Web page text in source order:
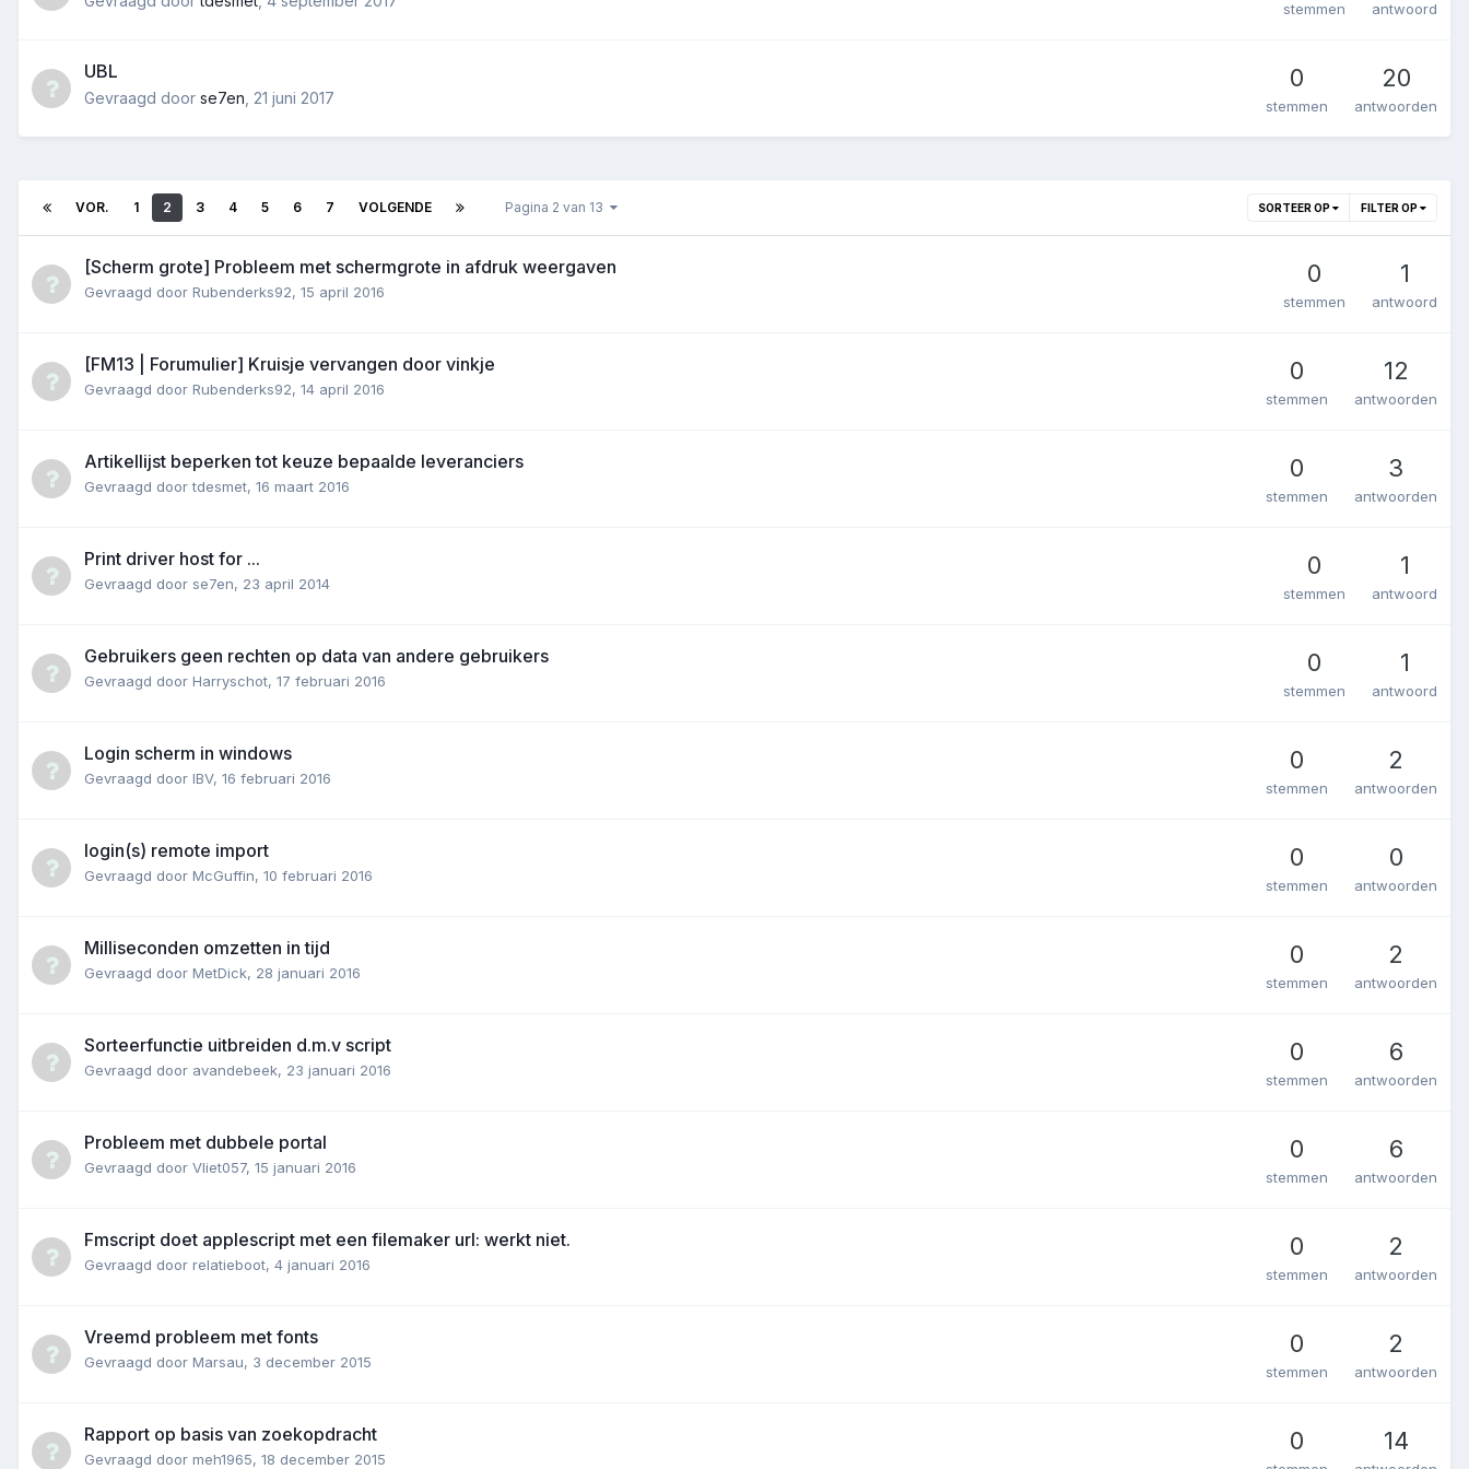
stemmen antwoord
UBL
Gevraagd door se7en 21 juni 2017
0
stemmen
20
antwoorden
SORTEER OP FILTER OP
VOR. 1 2 3 4 5 6 7 VOLGENDE Pagina 2 van 13
[Scherm grote] Probleem met schermgrote in afdruk weergaven
Gevraagd door Rubenderks92, 15 april 2016
0
stemmen
1
antwoord
[FM13 | Forumulier] Kruisje vervangen door vinkje
Gevraagd door Rubenderks92, 14 april 2016
0
stemmen
12
antwoorden
Artikellijst beperken tot keuze bepaalde leveranciers
Gevraagd doortdesmet, 16 maart 2016
0
stemmen
3
antwoorden
Print driver host for ...
Gevraagd door se7en, 23 april 2014
0
stemmen
1
antwoord
Gebruikers geen rechten op data van andere gebruikers
Gevraagd door Harryschot, 17 februari 2016
0
stemmen
1
antwoord
Login scherm in windows
Gevraagd door IBV, 16 februari 2016
0
stemmen
2
antwoorden
login(s) remote import
Gevraagd door McGuffin, 10 februari 2016
0
stemmen
0
antwoorden
Milliseconden omzetten in tijd
Gevraagd door MetDick, 28 januari 2016
0
stemmen
2
antwoorden
Sorteerfunctie uitbreiden d.m.v script
Gevraagd door avandebeek, 23 januari 2016
0
stemmen
6
antwoorden
Probleem met dubbele portal
Gevraagd door Vliet057, 15 januari 2016
0
stemmen
6
antwoorden
Fmscript doet applescript met een filemaker url: werkt niet.
Gevraagd door relatieboot, 4 januari 2016
0
stemmen
2
antwoorden
Vreemd probleem met fonts
Gevraagd door Marsau, 3 december 2015
0
stemmen
2
antwoorden
Rapport op basis van zoekopdracht
Gevraagd door meh1965, 18 december 2015
0 14